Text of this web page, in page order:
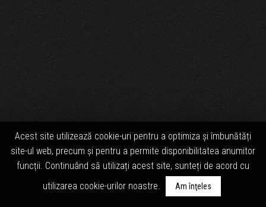
© studioimagic 2017
Acest site utilizează cookie-uri pentru a optimiza și îmbunătăți
site-ul web, precum și pentru a permite disponibilitatea anumitor
funcții. Continuând să utilizați acest site, sunteți de acord cu
utilizarea cookie-urilor noastre.
Am înţeles